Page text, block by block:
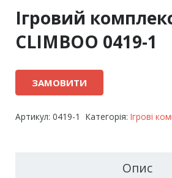
Ігровий
CLIMBOO 0419-1
ЗАМОВИТИ
Артикул: 0419-1 Категорія: Ігрові
Опис